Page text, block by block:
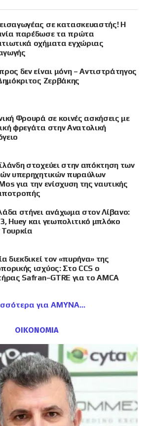
σε κατασκευαστής! Η
παρέδωσε τα πρώτα
οχήματα εγχώριας
δεν είναι μόνη – Αντιστράτηγος
Ζερβάκης
Φρουρά σε κοινές ασκήσεις με
φρεγάτα στην Ανατολική
στοχεύει στην απόκτηση των
υπερηχητικών πυραύλων
για την ενίσχυση της ναυτικής
στήνει ανάχωμα στον Λίβανο:
Huey και γεωπολιτικό μπλόκο
Τουρκία
διεκδικεί τον «πυρήνα» της
ισχύος: Στο CCS ο
Safran–GTRE για το AMCA
για ΑΜΥΝΑ
ΟΙΚΟΝΟΜΙΑ